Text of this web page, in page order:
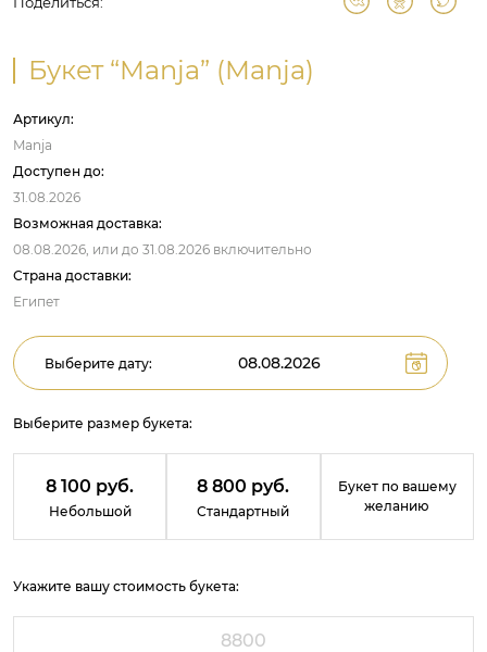
Букет “Manja” (Manja)
Артикул:
Manja
Доступен до:
31.08.2026
Возможная доставка:
08.08.2026, или до 31.08.2026 включительно
Страна доставки:
Египет
Выберите дату:
Выберите размер букета:
8 100 руб.
Небольшой
8 800 руб.
Стандартный
Букет по вашему
желанию
Укажите вашу стоимость букета: